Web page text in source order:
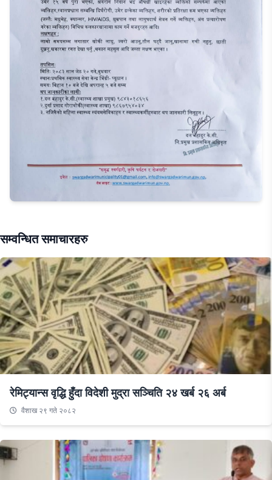
सम्वन्धित समाचारहरु
रेमिट्यान्स वृद्धि हुँदा विदेशी मुद्रा सञ्चिति २४ खर्ब २६ अर्ब
वैशाख २९ गते २०८२